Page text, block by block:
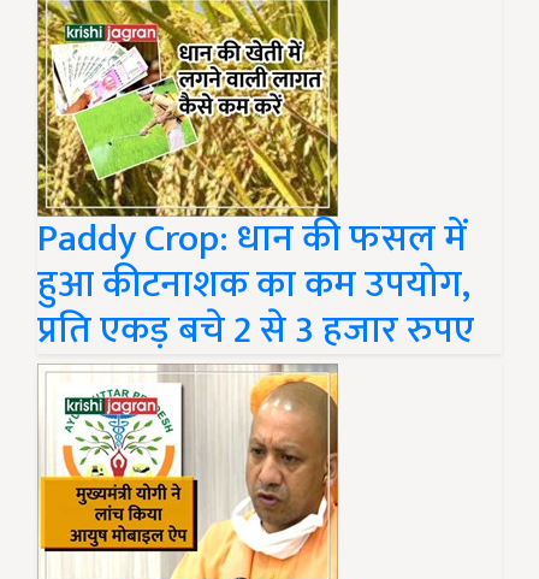
Paddy Crop: धान की फसल में
हुआ कीटनाशक का कम उपयोग,
प्रति एकड़ बचे 2 से 3 हजार रुपए